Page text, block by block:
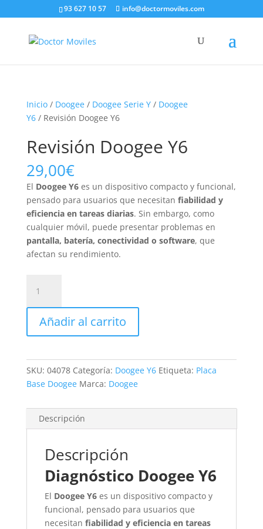
93 627 10 57 info@doctormoviles.com
Inicio/ Doogee/ Doogee Serie Y/ Doogee
Y6/ Revisión Doogee Y6
Revisión Doogee Y6
29,00€
El Doogee Y6es un dispositivo compacto y funcional,
pensado para usuarios que necesitan fiabilidad y
eficiencia en tareas diarias. Sin embargo, como
cualquier móvil, puede presentar problemas en
pantalla, batería, conectividad o software, que
afectan su rendimiento.
Doogee
Y6
cantidad
Añadir al carrito
SKU: 04078 Categoría: Doogee Y6 Etiqueta: Placa
Base Doogee Marca: Doogee
Descripción
Descripción
Diagnóstico Doogee Y6
El Doogee Y6es un dispositivo compacto y
funcional, pensado para usuarios que
necesitan fiabilidad y eficiencia en tareas